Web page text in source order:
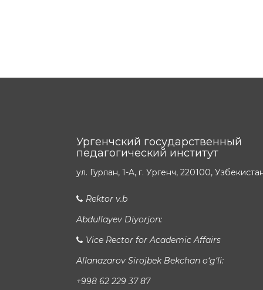
Ургенчский государственный
педагогический институт
ул. Гурлан, 1-A, г. Ургенч, 220100,
Rektor v.b
Abdullayev Diyorjon:
Vice Rector for Academic Affairs
Allanazarov Sirojbek Bekchan o‘g‘li:
+998 62 229 37 87